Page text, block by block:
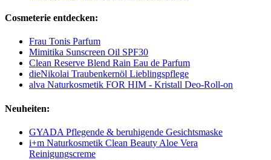
Cosmeterie entdecken:
Frau Tonis Parfum
Mimitika Sunscreen Oil SPF30
Clean Reserve Blend Rain Eau de Parfum
dieNikolai Traubenkernöl Lieblingspflege
alva Naturkosmetik FOR HIM - Kristall Deo-Roll-on
Neuheiten:
GYADA Pflegende & beruhigende Gesichtsmaske
i+m Naturkosmetik Clean Beauty Aloe Vera
Reinigungscreme